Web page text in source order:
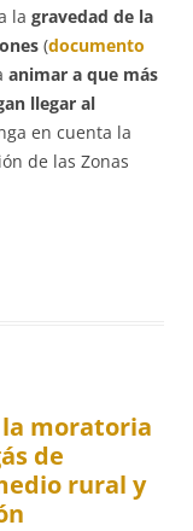
la gravedad de la
(documento
animar a que más
llegar al
en cuenta la
de las Zonas
moratoria
de
rural y